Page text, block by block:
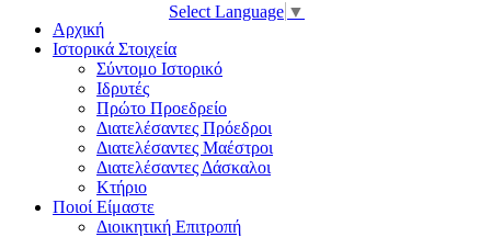
Select Language ▼
Αρχική
Ιστορικά Στοιχεία
Σύντομο Ιστορικό
Ιδρυτές
Πρώτο Προεδρείο
Διατελέσαντες Πρόεδροι
Διατελέσαντες Μαέστροι
Διατελέσαντες Δάσκαλοι
Κτήριο
Ποιοί Είμαστε
Διοικητική Επιτροπή